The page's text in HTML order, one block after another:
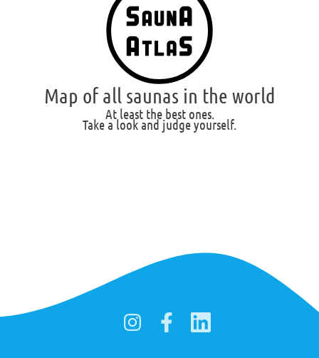
Map of all saunas in the world
At least the best ones.
Take a look and judge yourself.